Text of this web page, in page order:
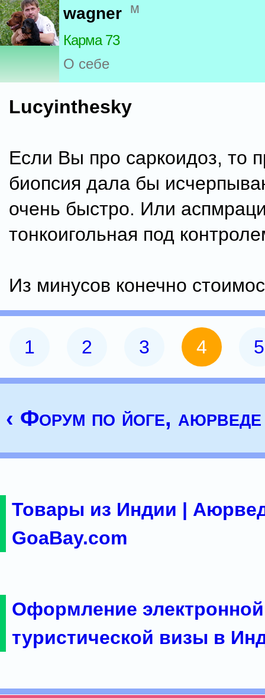
wagner м
Карма 73
О себе
Lucyinthesky
Если Вы про саркоидоз, то
биопсия дала бы
очень быстро. Или
тонкоигольная под
Из минусов конечно
1 2 3 4 5
‹ Форум по йоге,
Товары из Индии |
GoaBay.com
Оформление электронной
туристической визы в